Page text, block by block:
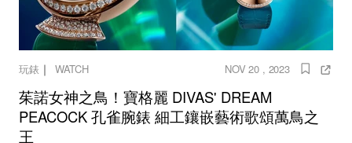
玩錶 ｜ WATCH NOV 20 , 2023
茱諾女神之鳥！寶格麗 DIVAS' DREAM
PEACOCK 孔雀腕錶 細工鑲嵌藝術歌頌萬鳥之
王